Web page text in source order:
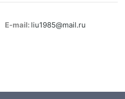
E-mail: liu1985@mail.ru